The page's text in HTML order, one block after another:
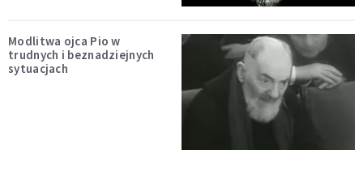
Modlitwa ojca Pio w
trudnych i beznadziejnych
sytuacjach